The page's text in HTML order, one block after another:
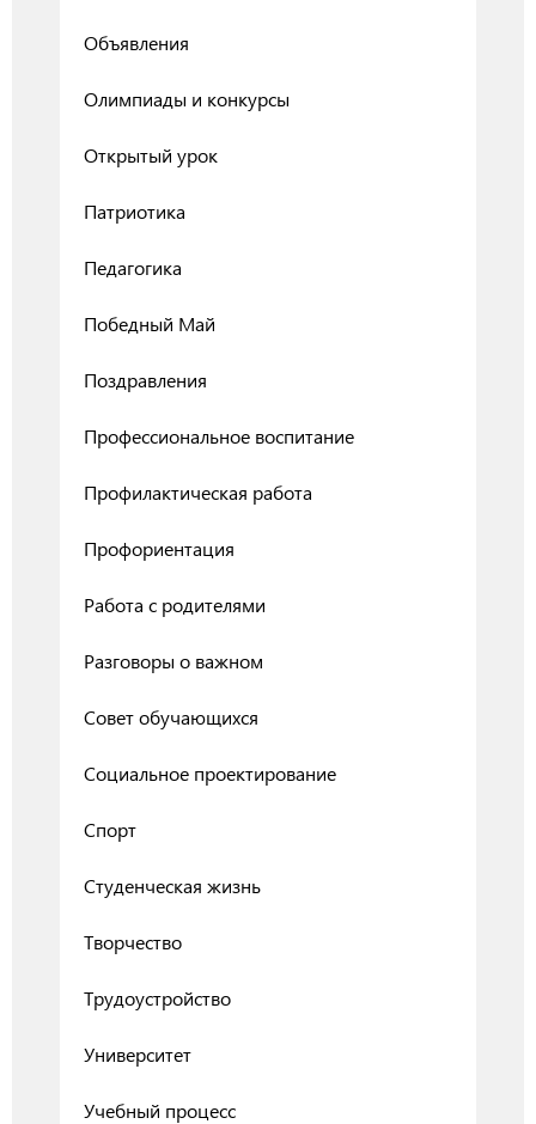
Объявления
Олимпиады и конкурсы
Открытый урок
Патриотика
Педагогика
Победный Май
Поздравления
Профессиональное воспитание
Профилактическая работа
Профориентация
Работа с родителями
Разговоры о важном
Совет обучающихся
Социальное проектирование
Спорт
Студенческая жизнь
Творчество
Трудоустройство
Университет
Учебный процесс